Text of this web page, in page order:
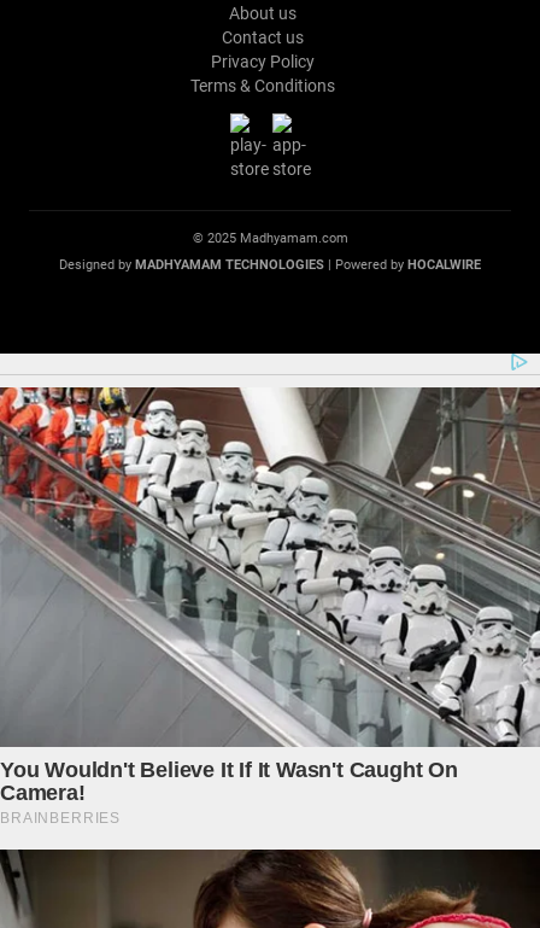
About us
Contact us
Privacy Policy
Terms & Conditions
© 2025 Madhyamam.com
Designed by MADHYAMAM TECHNOLOGIES | Powered by HOCALWIRE